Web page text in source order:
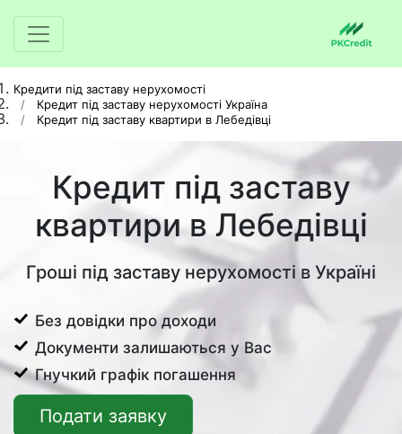
Кредити під заставу нерухомості
Кредит під заставу нерухомості Україна
Кредит під заставу квартири в Лебедівці
Кредит під заставу
квартири в Лебедівці
Гроші під заставу нерухомості в Україні
Без довідки про доходи
Документи залишаються у Вас
Гнучкий графік погашення
Подати заявку